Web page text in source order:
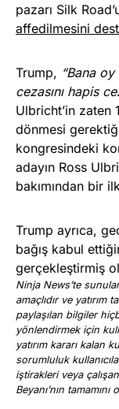
pazarı Silk
affedilmesini
Trump, “Bana
cezasını hapis
Ulbricht’in zaten
dönmesi
kongresindeki
adayın Ross
bakımından bir
Trump ayrıca,
bağış kabul
gerçekleştirmiş
Ninja News’te
amaçlıdır ve
paylaşılan bilgiler
yönlendirmek için
yatırım kararı kalan
sorumluluk
iştirakleri veya
Beyanı’nın